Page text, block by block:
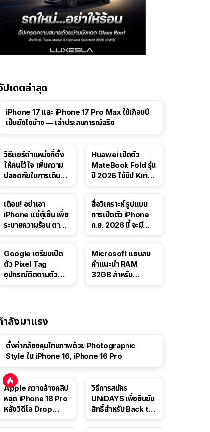
ปเดตล่าสุด
41:47
iPhone 17 และ iPhone 17 Pro Max ใช้เกือบปี
เป็นยังไงบ้าง — เล่าประสบการณ์จริง
วิธีแชร์ตำแหน่งที่ตั้ง
ให้คนไว้ใจ เพิ่มความ
ปลอดภัยในการเดิน
Huawei เปิดตัว
MateBook Fold รุ่น
ปี 2026 ใช้ชิป Kirin
เตือน! อย่าเอา
iPhone แช่ตู้เย็น เพื่อ
ระบายความร้อน ตาม
สื่อวิเคราะห์ รูปแบบ
การเปิดตัว iPhone
ก.ย. 2026 นี้ จะมี
Google เตรียมเปิด
ตัว Pixel Tag
อุปกรณ์ติดตามตัว
Microsoft แอบลบ
คำแนะนำ RAM
32GB สำหรับ
ำลังมาแรง
ตั้งค่ากล้องคุมโทนภาพด้วย Photographic
Style ใน iPhone 16, iPhone 16 Pro
Apple กวาดล้างคลิป
หลุด iPhone 18 Pro
หลังวิดีโอ Drop
วิธีการสมัคร
UNiDAYS เพื่อยืนยัน
สิทธิ์สำหรับ Back to